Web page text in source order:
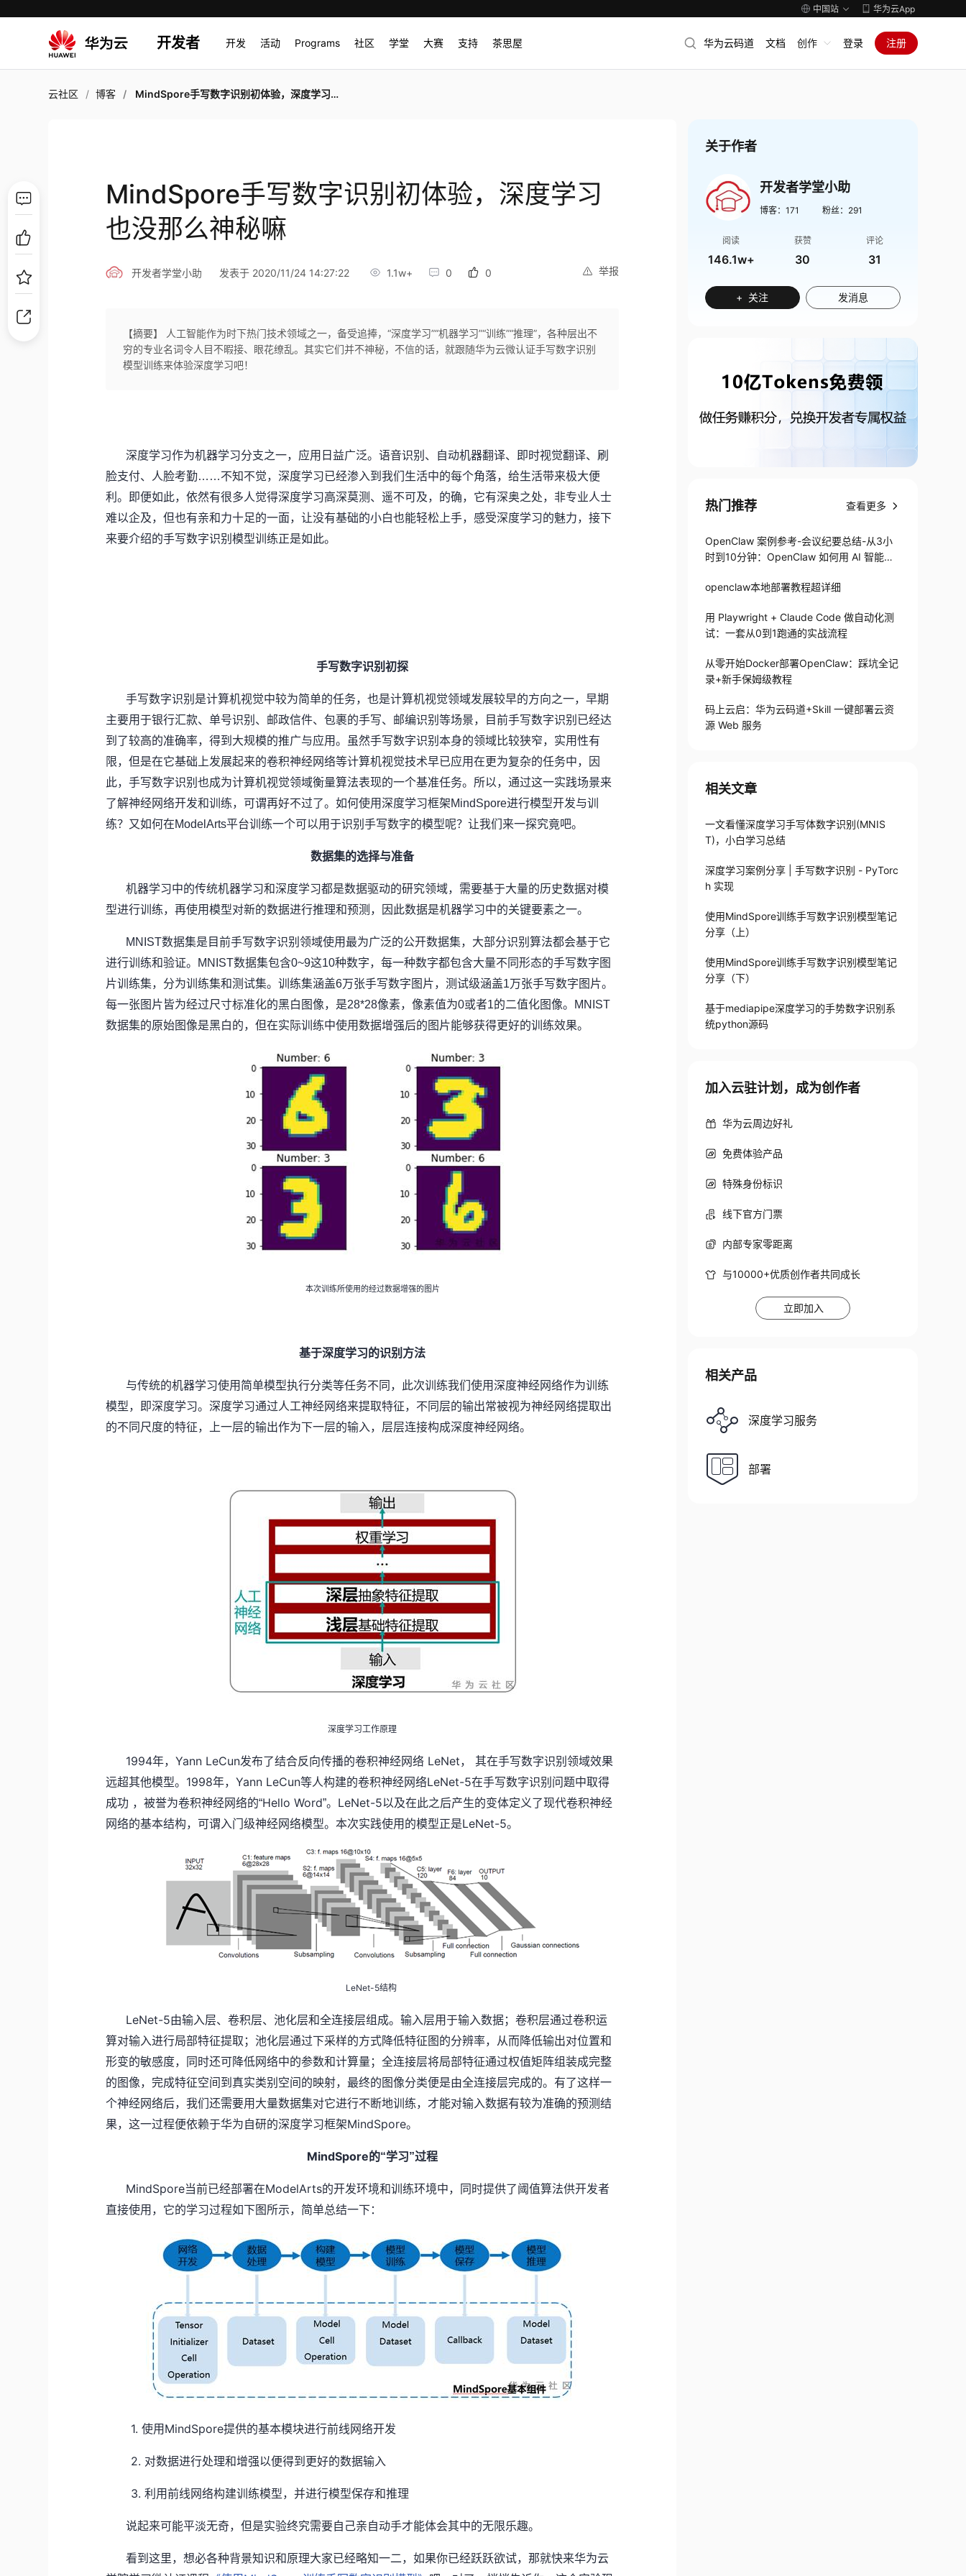
中国站 华为云App
开发者 开发 活动 Programs 社区 学堂 大赛 支持 茶思屋 华为云码道 文档 创作 登录 注册
云社区 博客 MindSpore手写数字识别初体验，深度学习也没那么神秘嘛
MindSpore手写数字识别初体验，深度学习
也没那么神秘嘛
举报
开发者学堂小助 发表于 2020/11/24 14:27:22 1.1w+ 0 0
【摘要】 人工智能作为时下热门技术领域之一，备受追捧，“深度学习”“机器学习”“训练”“推理”，各种层出不
穷的专业名词令人目不暇接、眼花缭乱。其实它们并不神秘，不信的话，就跟随华为云微认证手写数字识别
模型训练来体验深度学习吧！
深度学习作为机器学习分支之一，应用日益广泛。语音识别、自动机器翻译、即时视觉翻译、 刷
脸支付、人脸考勤……不知不觉，深度学习已经渗入到我们生活中的每个角落，给生活带来极大便
利。即便如此，依然有很多人觉得深度学习高深莫测、遥不可及，的确，它有深奥之处，非专业人士
难以企及，但也有亲和力十足的一面，让没有基础的小白也能轻松上手，感受深度学习的魅力，接下
来要介绍的手写数字识别模型训练正是如此。
手写数字识别初探
手写数字识别是计算机视觉中较为简单的任务，也是计算机视觉领域发展较早的方向之一，早期
主要用于银行汇款、单号识别、邮政信件、包裹的手写、邮编识别等场景，目前手写数字识别已经达
到了较高的准确率，得到大规模的推广与应用。虽然手写数字识别本身的领域比较狭窄，实用性有
限，但是在它基础上发展起来的卷积神经网络等计算机视觉技术早已应用在更为复杂的任务中，因
此，手写数字识别也成为计算机视觉领域衡量算法表现的一个基准任务。所以，通过这一实践场景来
了解神经网络开发和训练，可谓再好不过了。如何使用深度学习框架MindSpore进行模型开发与训
练？又如何在ModelArts平台训练一个可以用于识别手写数字的模型呢？让我们来一探究竟吧。
数据集的选择与准备
机器学习中的传统机器学习和深度学习都是数据驱动的研究领域，需要基于大量的历史数据对模
型进行训练，再使用模型对新的数据进行推理和预测，因此数据是机器学习中的关键要素之一。
MNIST数据集是目前手写数字识别领域使用最为广泛的公开数据集，大部分识别算法都会基于它
进行训练和验证。MNIST数据集包含0~9这10种数字，每一种数字都包含大量不同形态的手写数字图
片训练集，分为训练集和测试集。训练集涵盖6万张手写数字图片，测试级涵盖1万张手写数字图片。
每一张图片皆为经过尺寸标准化的黑白图像，是28*28像素，像素值为0或者1的二值化图像。MNIST
数据集的原始图像是黑白的，但在实际训练中使用数据增强后的图片能够获得更好的训练效果。
本次训练所使用的经过数据增强的图片
基于深度学习的识别方法
与传统的机器学习使用简单模型执行分类等任务不同，此次训练我们使用深度神经网络作为训练
模型，即深度学习。深度学习通过人工神经网络来提取特征，不同层的输出常被视为神经网络提取出
的不同尺度的特征，上一层的输出作为下一层的输入，层层连接构成深度神经网络。
深度学习工作原理
1994年，Yann LeCun发布了结合反向传播的卷积神经网络 LeNet，
其在手写数字识别领域效果
远超其他模型。 1998年，Yann LeCun等人构建的卷积神经网络LeNet-5在手写数字识别问题中取得
成功 ，被誉为卷积神经网络的“Hello Word”。 LeNet-5以及在此之后产生的变体定义了现代卷积神经
网络的基本结构，可谓入门级神经网络模型。本次实践使用的模型正是LeNet-5。
LeNet-5结构
LeNet-5由输入层、卷积层、池化层和全连接层组成。输入层用于输入数据；卷积层通过卷积运
算对输入进行局部特征提取；池化层通过下采样的方式降低特征图的分辨率，从而降低输出对位置和
形变的敏感度，同时还可降低网络中的参数和计算量；全连接层将局部特征通过权值矩阵组装成完整
的图像，完成特征空间到真实类别空间的映射，最终的图像分类便是由全连接层完成的。有了这样一
个神经网络后，我们还需要用大量数据集对它进行不断地训练，才能对输入数据有较为准确的预测结
果，这一过程便依赖于华为自研的深度学习框架MindSpore。
MindSpore的“学习”过程
MindSpore当前已经部署在ModelArts的开发环境和训练环境中，同时提供了阈值算法供开发者
直接使用，它的学习过程如下图所示，简单总结一下：
1.使用 MindSpore提供的基本模块进行前线网络开发
2. 对数据进行处理和增强以便得到更好的数据输入
3.利用前线网络构建训练模型，并进行模型保存和推理
说起来可能平淡无奇，但是实验终究需要自己亲自动手才能体会其中的无限乐趣。
看到这里，想必各种背景知识和原理大家已经略知一二，如果你已经跃跃欲试，那就快来华为云
关于作者
开发者学堂小助
博客： 171 粉丝： 291
阅读
146.1w+
获赞
30
评论
31
+ 关注 发消息
热门推荐 查看更多
OpenClaw 案例参考-会议纪要总结-从3小
时到10分钟：OpenClaw 如何用 AI 智能体
openclaw本地部署教程超详细
用 Playwright + Claude Code 做自动化测
试：一套从0到1跑通的实战流程
从零开始Docker部署OpenClaw：踩坑全记
录+新手保姆级教程
码上云启：华为云码道+Skill 一键部署云资
源 Web 服务
相关文章
一文看懂深度学习手写体数字识别(MNIS
T)，小白学习总结
深度学习案例分享 | 手写数字识别 - PyTorc
h 实现
使用MindSpore训练手写数字识别模型笔记
分享（上）
使用MindSpore训练手写数字识别模型笔记
分享（下）
基于mediapipe深度学习的手势数字识别系
统python源码
加入云驻计划，成为创作者
华为云周边好礼
免费体验产品
特殊身份标识
线下官方门票
内部专家零距离
与10000+优质创作者共同成长
立即加入
相关产品
深度学习服务
部署